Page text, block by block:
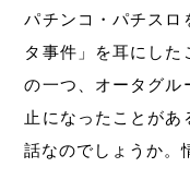
パチンコ・パチスロ
タ事件」を耳にし
の一つ、オータグル
止になったことが
話なのでしょうか。